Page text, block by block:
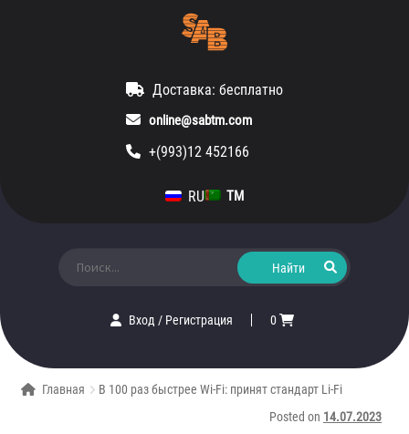
Доставка: бесплатно
online@sabtm.com
+(993)12 452166
RU TM
Вход/ Регистрация 0
Главная
В 100 раз быстрее Wi-Fi: принят стандарт Li-Fi
Posted on 14.07.2023